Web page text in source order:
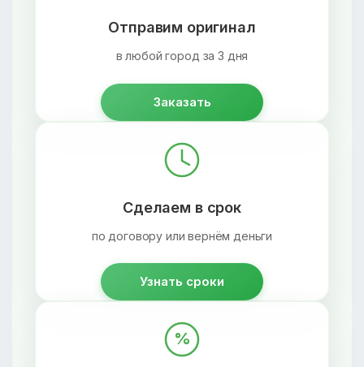
Отправим оригинал
в любой город за 3 дня
Заказать
Сделаем в срок
по договору или вернём деньги
Узнать сроки
%